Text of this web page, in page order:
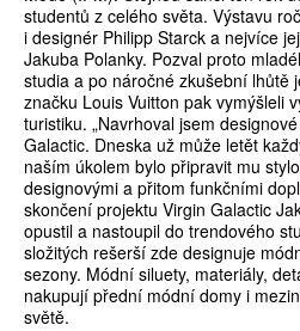
studentů z celého světa. Výstavu
i designér Philipp Starck a nejvíce
Jakuba Polanky. Pozval proto
studia a po náročné zkušební lhůtě
značku Louis Vuitton pak vymýšleli
turistiku. „Navrhoval jsem
Galactic. Dneska už může letět
naším úkolem bylo připravit mu
designovými a přitom funkčními
skončení projektu Virgin Galactic
opustil a nastoupil do trendového
složitých rešerší zde designuje
sezony. Módní siluety, materiály,
nakupují přední módní domy i
světě.